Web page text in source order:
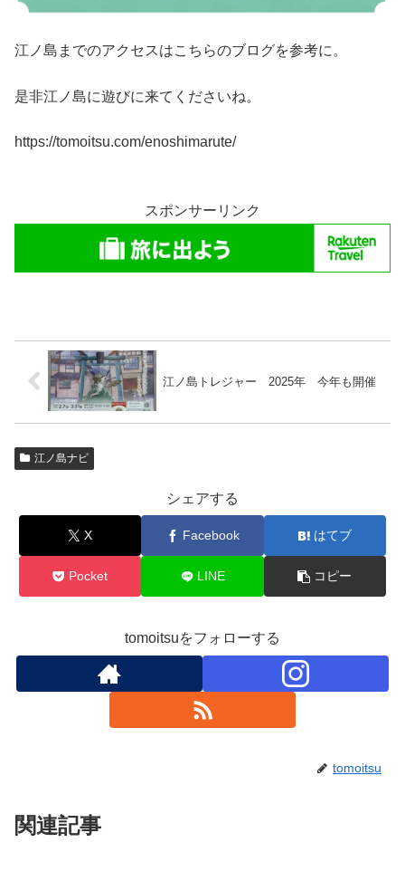
江ノ島までのアクセスはこちらのブログを参考に。
是非江ノ島に遊びに来てくださいね。
https://tomoitsu.com/enoshimarute/
スポンサーリンク
江ノ島トレジャー 2025年 今年も開催
江ノ島ナビ
シェアする
X Facebook はてブ
Pocket LINE コピー
tomoitsuをフォローする
tomoitsu
関連記事